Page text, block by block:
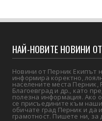
НАЙ-НОВИТЕ НОВИНИ
Новини от Перник Екипът
информира коректно,
населените места
Благоевград и др., като
полезна информация. Ако
се присъедините към
обичате град Перник и да
грамотност. Пишете ни, за